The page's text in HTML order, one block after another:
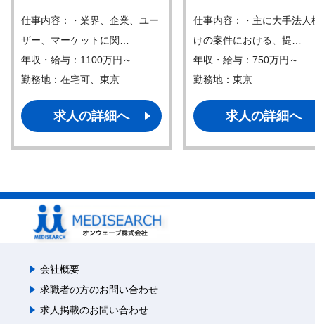
仕事内容：・業界、企業、ユー
ザー、マーケットに関…
年収・給与：1100万円～
勤務地：在宅可、東京
求人の詳細へ
仕事内容：・主に大手法人
けの案件における、提…
年収・給与：750万円～
勤務地：東京
求人の詳細へ
会社概要
求職者の方のお問い合わせ
求人掲載のお問い合わせ